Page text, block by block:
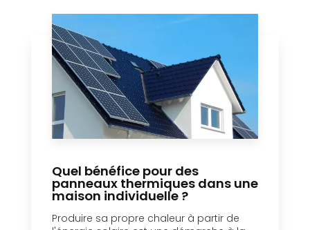
Quel bénéfice pour des
panneaux thermiques dans une
maison individuelle ?
Produire sa propre chaleur à partir de